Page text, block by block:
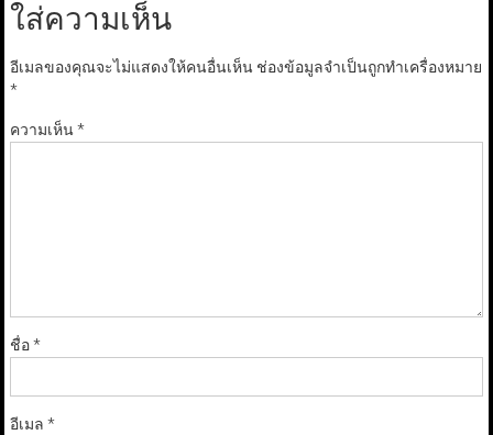
ใส่ความเห็น
อีเมลของคุณจะไม่แสดงให้คนอื่นเห็น ช่องข้อมูลจำเป็นถูกทำเครื่องหมาย
*
ความเห็น*
ชื่อ*
อีเมล *